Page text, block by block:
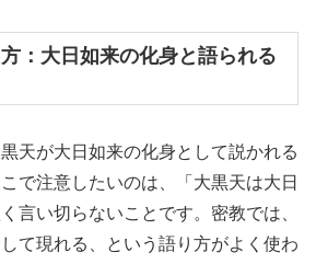
：大日如来の化身と語られる
天が大日如来の化身として説かれる
で注意したいのは、「大黒天は大日
言い切らないことです。密教では、
て現れる、という語り方がよく使わ